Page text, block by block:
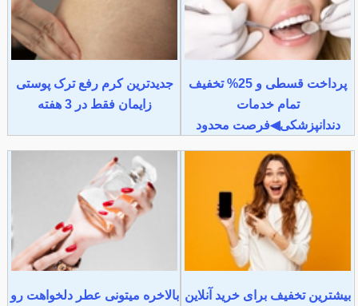
پرداخت قسطی و 25% تخفیف
تمام خدمات
دندانپزشکی◀فرصت محدود
جدیدترین کرم رفع ترک پوستی
زایمان فقط در 3 هفته
بیشترین تخفیف برای خرید آنلاین بالاخره میتونی عطر دلخواهت رو